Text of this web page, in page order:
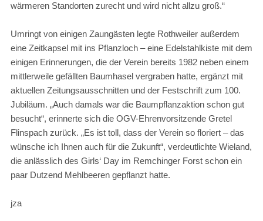
wärmeren Standorten zurecht und wird nicht allzu groß.“
Umringt von einigen Zaungästen legte Rothweiler außerdem
eine Zeitkapsel mit ins Pflanzloch – eine Edelstahlkiste mit dem
einigen Erinnerungen, die der Verein bereits 1982 neben einem
mittlerweile gefällten Baumhasel vergraben hatte, ergänzt mit
aktuellen Zeitungsausschnitten und der Festschrift zum 100.
Jubiläum. „Auch damals war die Baumpflanzaktion schon gut
besucht“, erinnerte sich die OGV-Ehrenvorsitzende Gretel
Flinspach zurück. „Es ist toll, dass der Verein so floriert – das
wünsche ich Ihnen auch für die Zukunft“, verdeutlichte Wieland,
die anlässlich des Girls‘ Day im Remchinger Forst schon ein
paar Dutzend Mehlbeeren gepflanzt hatte.
jza